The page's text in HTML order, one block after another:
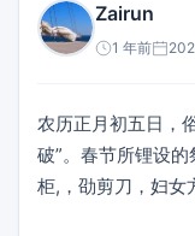
Zairun
1 年前
农历正月初五日，
破”。春节所锂设
柜,，劭剪刀，妇女